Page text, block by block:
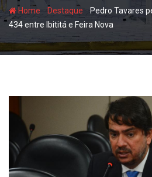
Home - Destaque - Pedro Tavares
434 entre Ibititá e Feira Nova